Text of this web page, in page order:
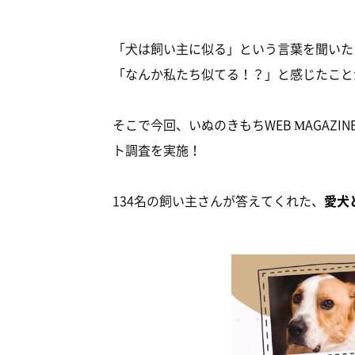
「犬は飼い主に似る」という言葉を聞
「なんか私たち似てる！？」と感じたこ
そこで今回、いぬのきもちWEB
ト調査を実施！
134名の飼い主さんが答えてくれた、 愛犬